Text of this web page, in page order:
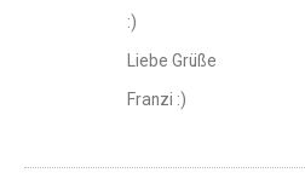
:)
Liebe Grüße
Franzi :)